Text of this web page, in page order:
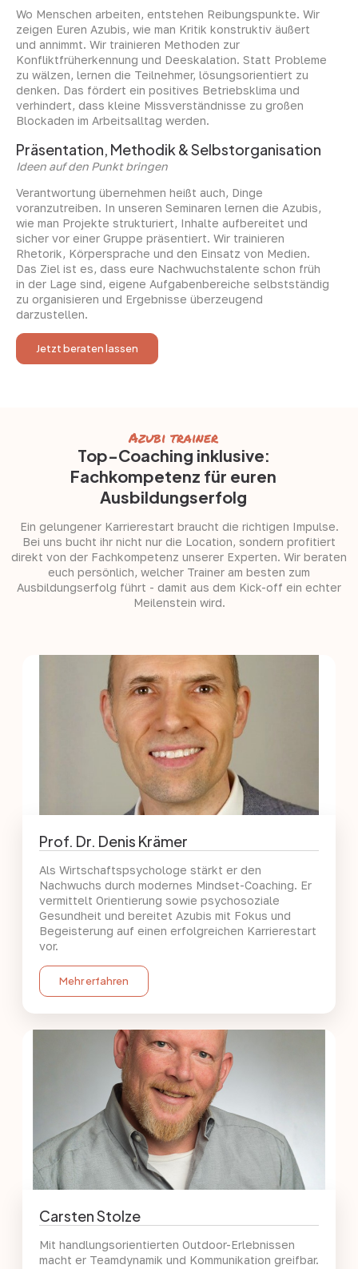
Wo Menschen arbeiten, entstehen Reibungspunkte. Wir
zeigen Euren Azubis, wie man Kritik konstruktiv äußert
und annimmt. Wir trainieren Methoden zur
Konfliktfrüherkennung und Deeskalation. Statt Probleme
zu wälzen, lernen die Teilnehmer, lösungsorientiert zu
denken. Das fördert ein positives Betriebsklima und
verhindert, dass kleine Missverständnisse zu großen
Blockaden im Arbeitsalltag werden.
Präsentation, Methodik & Selbstorganisation
Ideen auf den Punkt bringen
Verantwortung übernehmen heißt auch, Dinge
voranzutreiben. In unseren Seminaren lernen die Azubis,
wie man Projekte strukturiert, Inhalte aufbereitet und
sicher vor einer Gruppe präsentiert. Wir trainieren
Rhetorik, Körpersprache und den Einsatz von Medien.
Das Ziel ist es, dass eure Nachwuchstalente schon früh
in der Lage sind, eigene Aufgabenbereiche selbstständig
zu organisieren und Ergebnisse überzeugend
darzustellen.
Jetzt beraten lassen
Azubi trainer
Top-Coaching inklusive:
Fachkompetenz für euren
Ausbildungserfolg
Ein gelungener Karrierestart braucht die richtigen Impulse.
Bei uns bucht ihr nicht nur die Location, sondern profitiert
direkt von der Fachkompetenz unserer Experten. Wir beraten
euch persönlich, welcher Trainer am besten zum
Ausbildungserfolg führt - damit aus dem Kick-off ein echter
Meilenstein wird.
Prof. Dr. Denis Krämer
Als Wirtschaftspsychologe stärkt er den
Nachwuchs durch modernes Mindset-Coaching. Er
vermittelt Orientierung sowie psychosoziale
Gesundheit und bereitet Azubis mit Fokus und
Begeisterung auf einen erfolgreichen Karrierestart
vor.
Mehr erfahren
Carsten Stolze
Mit handlungsorientierten Outdoor-Erlebnissen
macht er Teamdynamik und Kommunikation greifbar.